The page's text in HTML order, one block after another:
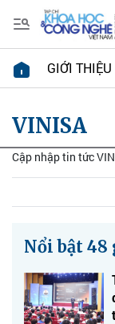
GIỚI THIỆU
VINISA
Cập nhập tin tức
Nổi bật 48